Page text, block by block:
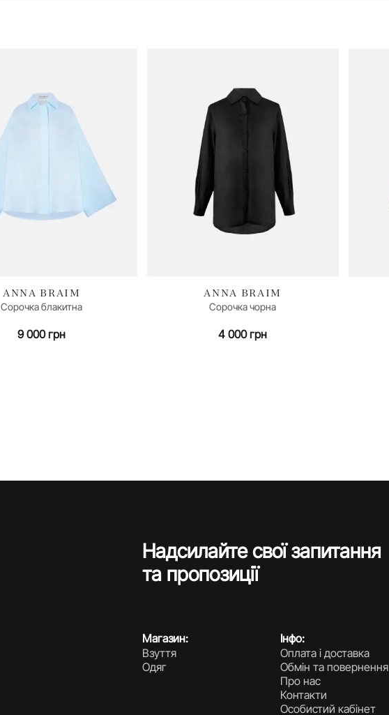
M/L
ANNA BRAIM
Сорочка блакитна
9 000 грн
M (46)
ANNA BRAIM
Сорочка чорна
4 000 грн
Надсилайте свої запитання
та пропозиції
Магазин:
Взуття
Одяг
Інфо:
Оплата і доставка
Обмін та повернення
Про нас
Контакти
Особистий кабінет